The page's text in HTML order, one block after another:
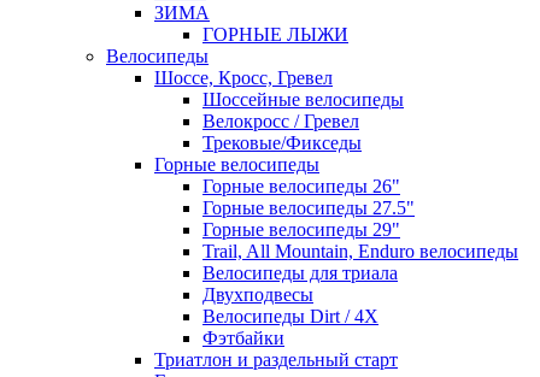
ЗИМА
ГОРНЫЕ ЛЫЖИ
Велосипеды
Шоссе, Кросс, Гревел
Шоссейные велосипеды
Велокросс / Гревел
Трековые/Фикседы
Горные велосипеды
Горные велосипеды 26"
Горные велосипеды 27.5"
Горные велосипеды 29"
Trail, All Mountain, Enduro велосипеды
Велосипеды для триала
Двухподвесы
Велосипеды Dirt / 4X
Фэтбайки
Триатлон и раздельный старт